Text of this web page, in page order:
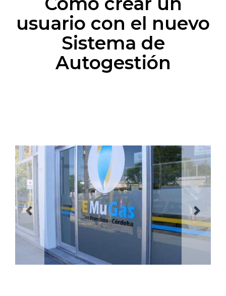
usuario con el nuevo
Sistema de
Autogestión